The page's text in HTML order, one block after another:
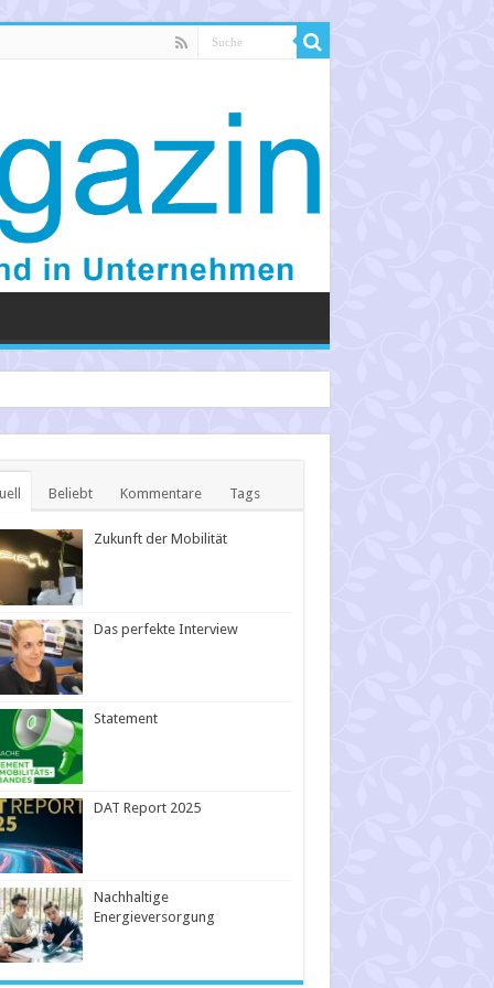
Beliebt Kommentare Tags
Zukunft der Mobilität
Das perfekte Interview
Statement
DAT Report 2025
Nachhaltige
Energieversorgung